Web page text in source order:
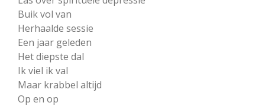
Buik vol van
Herhaalde sessie
Een jaar geleden
Het diepste dal
Ik viel ik val
Maar krabbel altijd
Op en op